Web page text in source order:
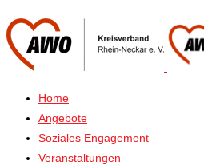
Home
Angebote
Soziales Engagement
Veranstaltungen